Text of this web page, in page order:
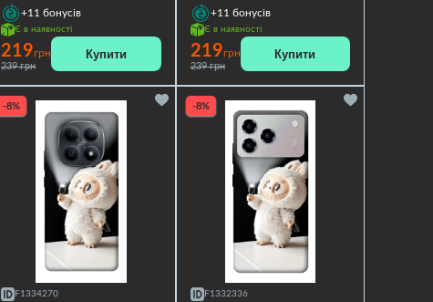
+11 бонусів
Є в наявності
219грн
239 грн
Купити
+11 бонусів
Є в наявності
219грн
239 грн
Купити
-8%
F1334270
-8%
F1332336